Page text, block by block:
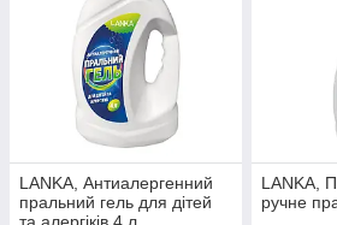
LANKA, Антиалергенний
пральний гель для дітей
LANKA,
ручне